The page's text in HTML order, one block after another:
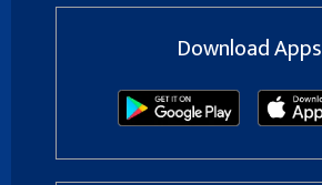
Download Apps